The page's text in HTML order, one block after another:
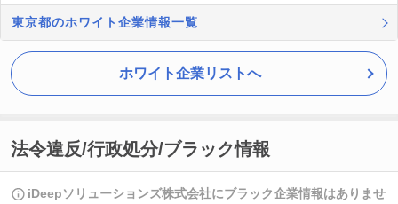
東京都のホワイト企業情報一覧
ホワイト企業リストへ
法令違反/行政処分/ブラック情報
iDeepソリューションズ株式会社にブラック企業情報はありませ